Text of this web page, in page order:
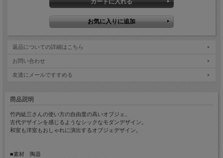
返品についての詳細はこちら
お問い合わせ
友達にメールですすめる
商品説明
竹内紘三さんの使い方の自由度の高いオブジェ。
古代デザインを感じるようなシックなモダンデザイン。
和室も洋室もおしゃれに演出するオブジェデザイン。
■素材 陶器